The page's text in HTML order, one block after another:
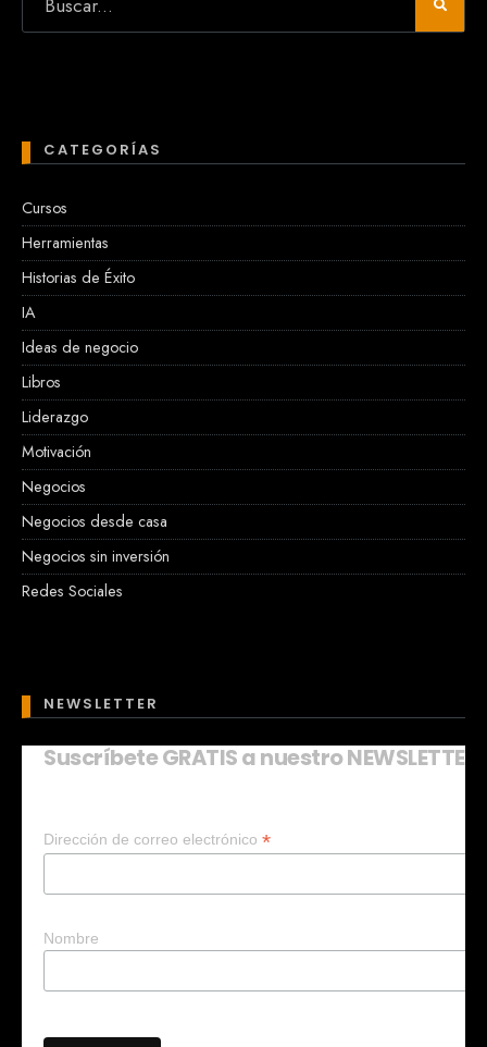
CATEGORÍAS
Cursos
Herramientas
Historias de Éxito
IA
Ideas de negocio
Libros
Liderazgo
Motivación
Negocios
Negocios desde casa
Negocios sin inversión
Redes Sociales
NEWSLETTER
Suscríbete GRATIS a nuestro NEWSLETTER
Dirección de correo electrónico *
Nombre
¿Quieres que te ayude a crear un